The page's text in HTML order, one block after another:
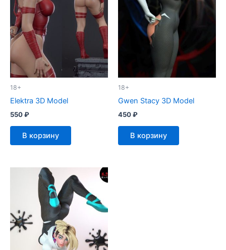
18+
Elektra 3D Model
550₽
В корзину
18+
Gwen Stacy 3D Model
450₽
В корзину